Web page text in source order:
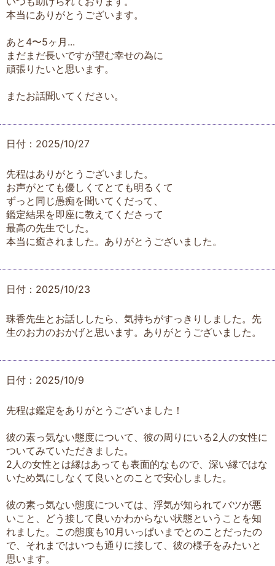
本当にありがとうございます。
あと4〜5ヶ月...
まだまだ長いですが望む幸せの為に
頑張りたいと思います。
またお話聞いてください。
日付：2025/10/27
先程はありがとうございました。
お声がとても優しくてとても明るくて
ずっと同じ愚痴を聞いてくだって、
鑑定結果を即座に教えてくださって
最高の先生でした。
本当に癒されました。ありがとうございました。
日付：2025/10/23
珠香先生とお話ししたら、気持ちがすっきりしました。先
生のお力のおかげと思います。ありがとうございました。
日付：2025/10/9
先程は鑑定をありがとうございました！
彼の素っ気ない態度について、彼の周りにいる2人の女性に
ついてみていただきました。
2人の女性とは縁はあっても表面的なもので、深い縁ではな
いため気にしなくて良いとのことで安心しました。
彼の素っ気ない態度については、浮気が知られてバツが悪
いこと、どう接して良いかわからない状態ということを知
れました。この態度も10月いっぱいまでとのことだったの
で、それまではいつも通りに接して、彼の様子をみたいと
思います。